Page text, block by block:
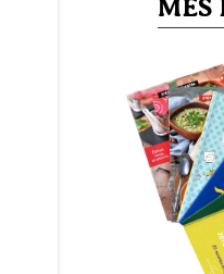
MES